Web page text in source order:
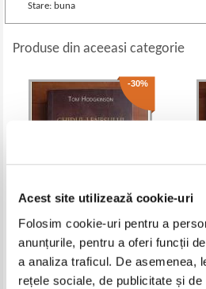
Acest site utilizează cookie-uri
Folosim cookie-uri pentru a
anunțurile, pentru a oferi funcții
a analiza traficul. De asemenea,
rețele sociale, de publicitate și
Stare: buna
Produse din aceeasi categorie
-30%
lenesului
Pret:10,00Lei 7,00 Lei